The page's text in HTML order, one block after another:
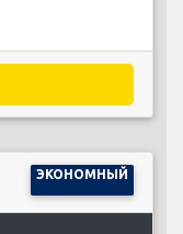
ЭКОНОМНЫЙ